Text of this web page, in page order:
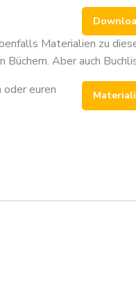
Materialien zu
Aber auch
euren